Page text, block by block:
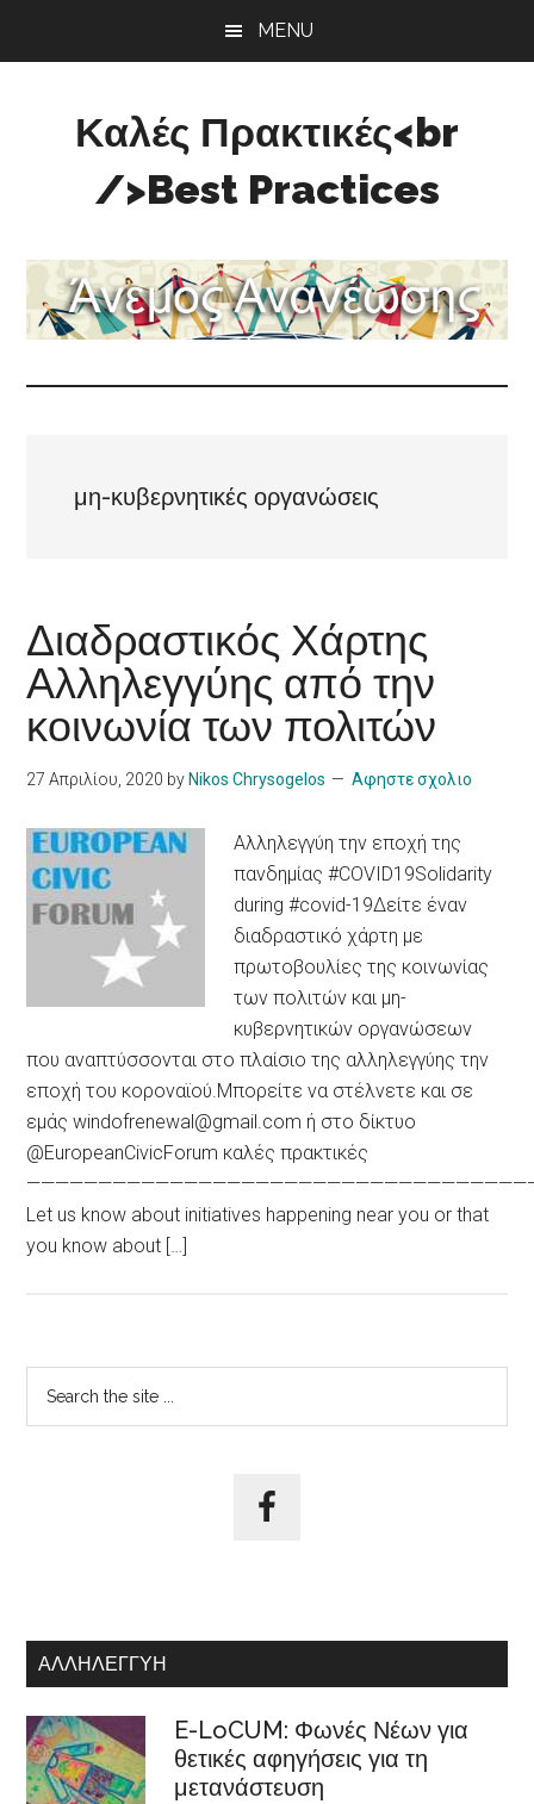
MENU
Καλές Πρακτικές<br
/>Best Practices
Ανανέωσης
μη-κυβερνητικές οργανώσεις
Διαδραστικός Χάρτης
Αλληλεγγύης από την
κοινωνία των πολιτών
27 Απριλίου, 2020 by Nikos Chrysogelos Αφηστε σχολιο
Αλληλεγγύη την εποχή της
πανδημίας #COVID19Solidarity
during #covid-19Δείτε έναν
διαδραστικό χάρτη με
πρωτοβουλίες της κοινωνίας
των πολιτών και μη-
κυβερνητικών οργανώσεων
που αναπτύσσονται στο πλαίσιο της αλληλεγγύης την
εποχή του κοροναϊού.Μπορείτε να στέλνετε και σε
εμάς windofrenewal@gmail.com ή στo δίκτυο
@EuropeanCivicForum καλές πρακτικές
Let us know about initiatives happening near you or that
you know about […]
Αρχική
Πλευρική
ΑΛΛΗΛΕΓΓΎΗ
E-LoCUM: Φωνές Νέων για
θετικές αφηγήσεις για τη
μετανάστευση